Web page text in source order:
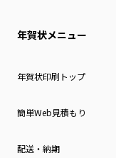
年賀状メニュー
年賀状印刷トップ
簡単Web見積もり
配送・納期